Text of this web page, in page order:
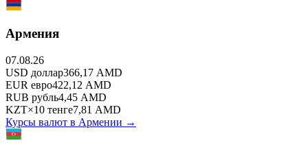
Армения
07.08.26
USD доллар366,17 AMD
EUR евро422,12 AMD
RUB рубль4,45 AMD
KZT×10 тенге7,81 AMD
Курсы валют в Армении →